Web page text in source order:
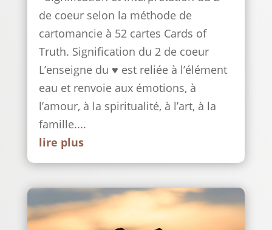
de coeur selon la méthode de
cartomancie à 52 cartes Cards of
Truth. Signification du 2 de coeur
L’enseigne du ♥ est reliée à l’élément
eau et renvoie aux émotions, à
l’amour, à la spiritualité, à l’art, à la
famille....
lire plus